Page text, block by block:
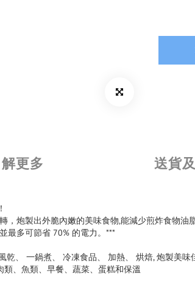
更多 送貨
，炮製出外脆內嫩的美味食物,能減少煎炸食物油
最多可節省 70% 的電力。***
、 一鍋煮、 冷凍食品、 加熱、 烘焙, 炮製美味
、魚類、早餐、蔬菜、蛋糕和保溫